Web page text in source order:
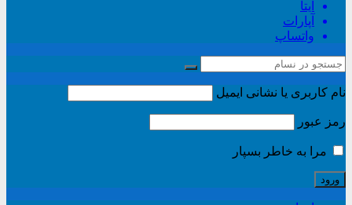
ایتا
آپارات
واتساپ
نام کاربری یا نشانی ایمیل
رمز عبور
مرا به خاطر بسپار